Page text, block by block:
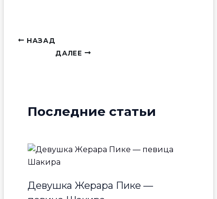
НАЗАД
ДАЛЕЕ
Последние статьи
Девушка Жерара Пике —